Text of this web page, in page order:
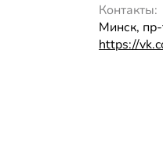
Контакты:
Минск,
https://